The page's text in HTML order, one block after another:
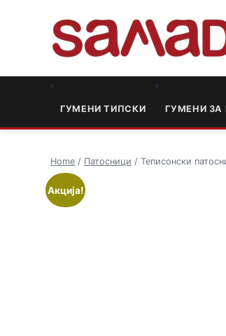
ГУМЕНИ ТИПСКИ ГУМЕНИ
Home / Патосници / Теписонски
Акција!